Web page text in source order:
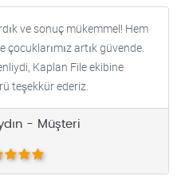
ve sonuç mükemmel! Hem
çocuklarımız artık güvende.
Kaplan File ekibine
teşekkür ederiz.
- Müşteri